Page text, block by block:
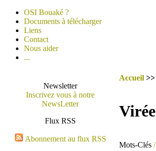
OSI Bouaké ?
Documents à télécharger
Liens
Contact
Nous aider
...
Newsletter
Inscrivez vous à notre
NewsLetter
Flux RSS
Abonnement au flux RSS
Accueil >>
Mots-Clés